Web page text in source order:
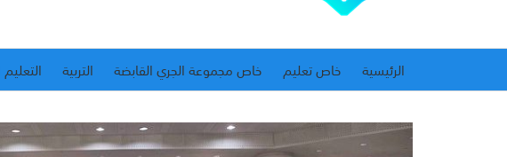
الرئيسية خاص تعليم خاص مجموعة الجري القابضة التربية